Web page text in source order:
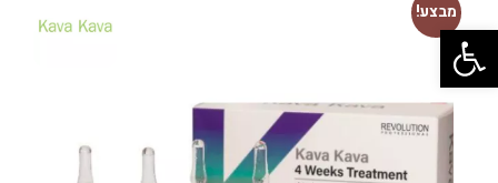
פתח סרגל נגישות
מבצע!